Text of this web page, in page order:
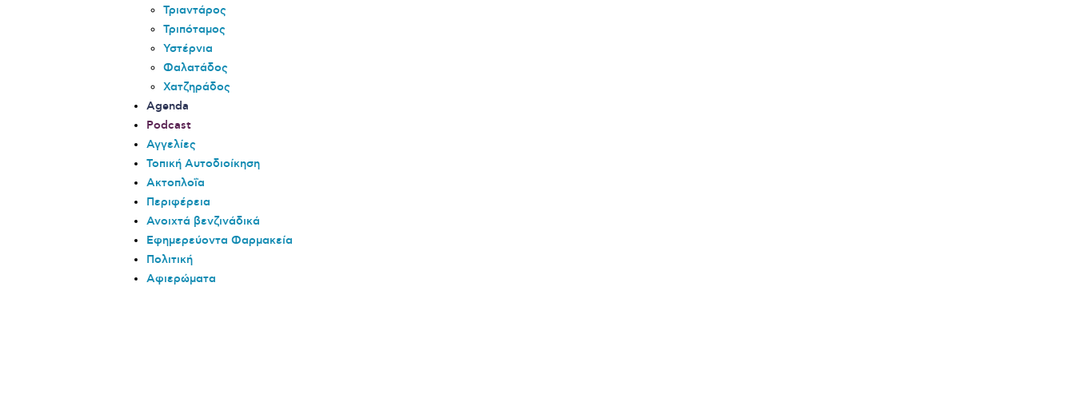
Τριαντάρος
Τριπόταμος
Υστέρνια
Φαλατάδος
Χατζηράδος
Agenda
Podcast
Αγγελίες
Τοπική Αυτοδιοίκηση
Ακτοπλοΐα
Περιφέρεια
Ανοιχτά βενζινάδικά
Εφημερεύοντα Φαρμακεία
Πολιτική
Αφιερώματα